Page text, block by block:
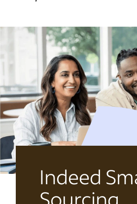
Indeed
Sourcing